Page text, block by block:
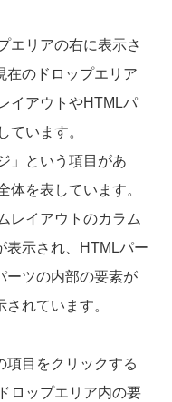
エリアの右に表示さ
在のドロップエリア
イアウトやHTMLパ
ています。
」という項目があ
体を表しています。
レイアウトのカラム
表示され、HTMLパー
ーツの内部の要素が
れています。
項目をクリックする
ロップエリア内の要